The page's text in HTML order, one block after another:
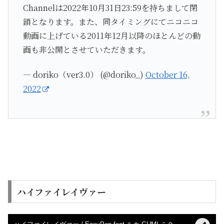
Channelは2022年10月31日23:59を持ちまして閉
鎖となります。また、同タイミングにてニコニコ
動画に上げている2011年12月以降のほとんどの動
画も非公開とさせていただきます。
— doriko（ver3.0） (@doriko_) October 16,
2022
ハイファイレイヴァー